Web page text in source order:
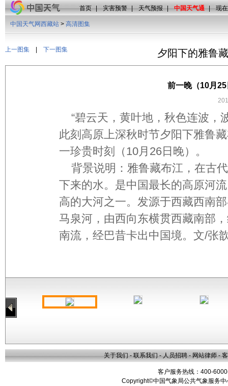
首页 | 灾害预警 | 天气预报 | 中国天气通 | 现
上一图集 下一图集
中国天气网西藏站 > 高清图集
夕阳下的雅鲁
前一晚（10月
“碧云天，黄叶地，秋色连波，
此刻高原上深秋时节夕阳下雅鲁
一珍贵时刻（10月26日晚）。
背景说明：雅鲁藏布江，在古
下来的水。是中国最长的高原河
高的大河之一。发源于西藏西南
马泉河，由西向东横贯西藏南部
南流，经巴昔卡出中国境。文/张
关于我们 - 联系我们 - 人员招聘 - 网站律师 -
客户服务热线：400-
Copyright©中国气象局公共气象服务